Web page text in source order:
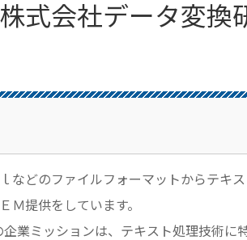
株式会社データ変換
などのファイルフォーマットからテキ
Ｍ提供をしています。
企業ミッションは、テキスト処理技術